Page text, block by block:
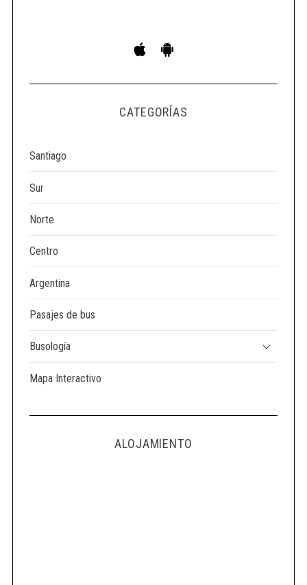
CATEGORÍAS
Santiago
Sur
Norte
Centro
Argentina
Pasajes de bus
Busología
Mapa Interactivo
ALOJAMIENTO
r
: